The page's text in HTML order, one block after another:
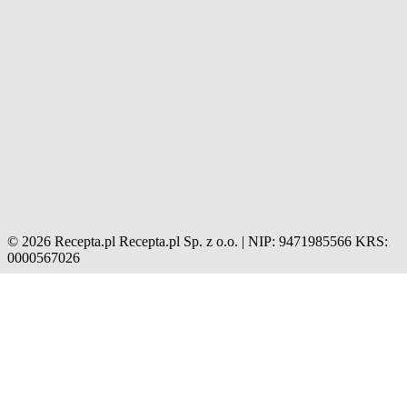
© 2026 Recepta.pl Recepta.pl Sp. z o.o. | NIP: 9471985566 KRS:
0000567026